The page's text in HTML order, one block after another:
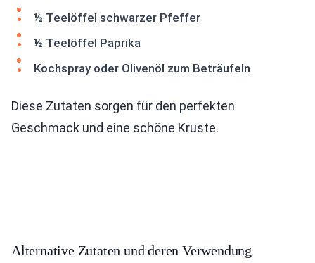
½ Teelöffel schwarzer Pfeffer
½ Teelöffel Paprika
Kochspray oder Olivenöl zum Beträufeln
Diese Zutaten sorgen für den perfekten
Geschmack und eine schöne Kruste.
Alternative Zutaten und deren Verwendung